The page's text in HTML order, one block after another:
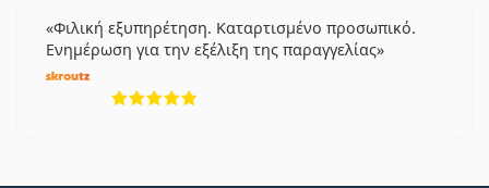
Φιλική εξυπηρέτηση. Καταρτισμένο προσωπικό.
Ενημέρωση για την εξέλιξη της παραγγελίας